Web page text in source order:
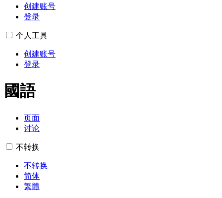
创建账号
登录
个人工具
创建账号
登录
國語
页面
讨论
不转换
不转换
简体
繁體